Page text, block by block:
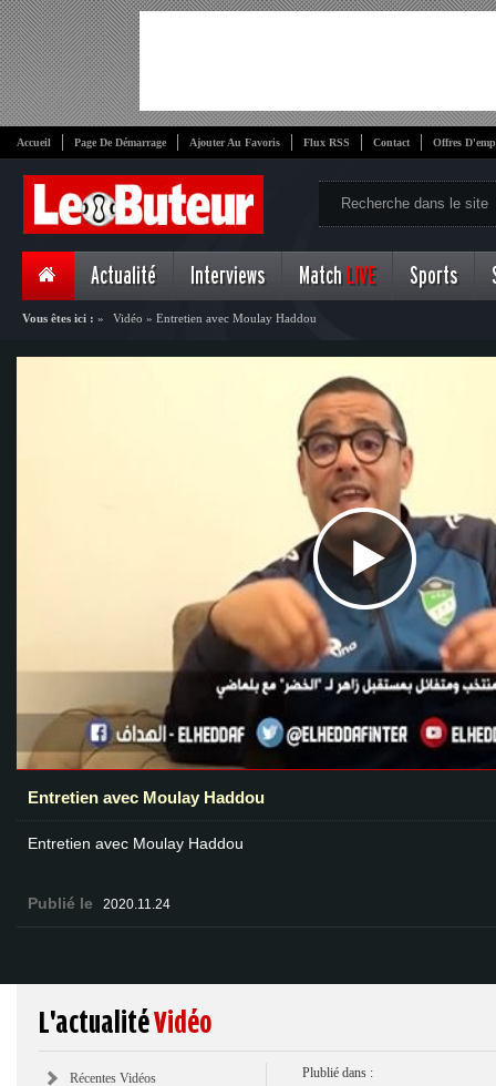
Accueil Page De Démarrage Ajouter Au Favoris Flux RSS Contact Offres
Actualité Interviews Match LIVE Sports
Vous êtes ici : » Vidéo » Entretien avec Moulay Haddou
Entretien avec Moulay Haddou
Entretien avec Moulay Haddou
Publié le 2020.11.24
L'actualitéVidéo
Récentes Vidéos Plublié dans :